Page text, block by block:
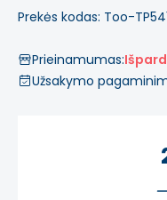
Prekės kodas: Too-
Prieinamumas:
Užsakymo